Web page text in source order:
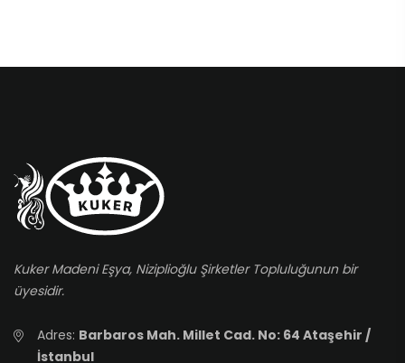
Kuker Madeni Eşya, Niziplioğlu Şirketler Topluluğunun bir
üyesidir.
Adres: Barbaros Mah. Millet Cad. No: 64 Ataşehir /
İstanbul